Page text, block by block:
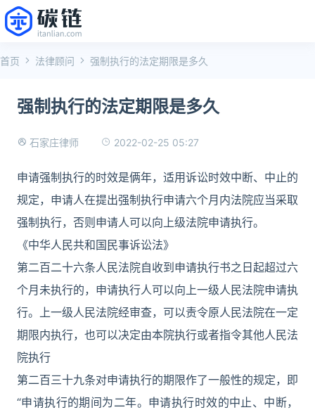
首页 法律顾问 强制执行的法定期限是多久
强制执行的法定期限是多久
石家庄律师 2022-02-25 05:27
申请强制执行的时效是俩年，适用诉讼时效中断、中止的
规定，申请人在提出强制执行申请六个月内法院应当采取
强制执行，否则申请人可以向上级法院申请执行。
《中华人民共和国民事诉讼法》
第二百二十六条人民法院自收到申请执行书之日起超过六
个月未执行的，申请执行人可以向上一级人民法院申请执
行。上一级人民法院经审查，可以责令原人民法院在一定
期限内执行，也可以决定由本院执行或者指令其他人民法
院执行
第二百三十九条对申请执行的期限作了一般性的规定，即
“申请执行的期间为二年。申请执行时效的中止、中断，